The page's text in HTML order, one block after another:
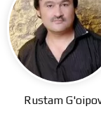
Rustam